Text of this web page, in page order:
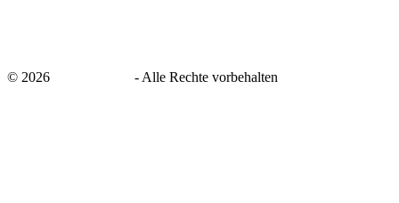
© 2026 - Alle Rechte vorbehalten